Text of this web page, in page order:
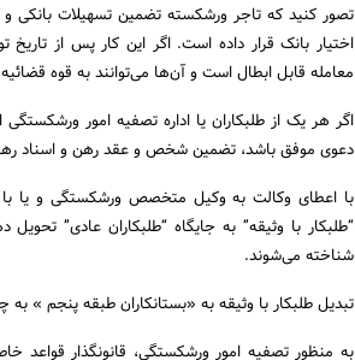
تصور کنید که تاجر ورشکسته تضمین تسهیلات بانکی
اختیار بانک قرار داده است. اگر این کار پس از
معامله قابل ابطال است و آن‌ها می‌توانند به قوه
اگر هر یک از طلبکاران یا اداره تصفیه امور
دعوی موفق باشد، تضمین شخص و عقد رهن و اسناد
با اعطای وکالت به وکیل متخصص ورشکستگی و یا با
“طلبکار با وثیقه” به جایگاه “طلبکاران عادی”
شناخته می‌شوند.
تبدیل طلبکار با وثیقه به «بستانکاران طبقه پنجم »
به منظور تصفیه امور ورشکستگی، قانونگذار